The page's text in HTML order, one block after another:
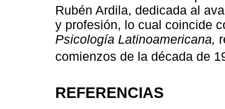
Rubén Ardila, dedicada al
y profesión, lo cual coincide
Psicología Latinoamericana,
comienzos de la década de
REFERENCIAS